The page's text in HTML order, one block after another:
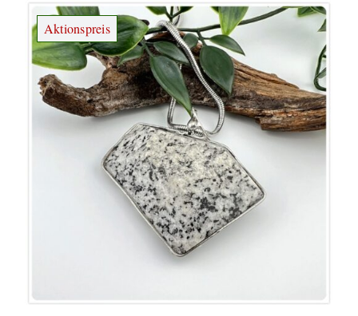
Aktionspreis